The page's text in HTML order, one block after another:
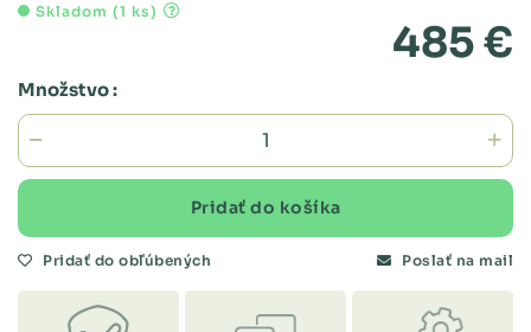
Skladom (1 ks)
485 €
Množstvo :
Pridať do košíka
Pridať do obľúbených Poslať na mail